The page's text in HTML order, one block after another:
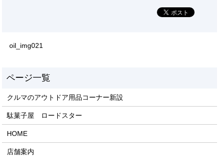
oil_img021
クルマのアウトドア用品コーナー新設
駄菓子屋 ロードスター
HOME
店舗案内